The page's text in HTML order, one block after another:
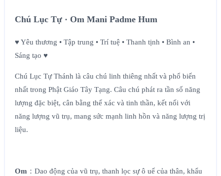
Chú Lục Tự · Om Mani Padme Hum
♥ Yêu thương • Tập trung • Trí tuệ • Thanh tịnh • Bình an •
Sáng tạo ♥
Chú Lục Tự Thánh là câu chú linh thiêng nhất và phổ biến
nhất trong Phật Giáo Tây Tạng. Câu chú phát ra tần số năng
lượng đặc biệt, cân bằng thể xác và tinh thần, kết nối với
năng lượng vũ trụ, mang sức mạnh linh hồn và năng lượng trị
liệu.
Om ：Dao động của vũ trụ, thanh lọc sự ô uế của thân, khẩu